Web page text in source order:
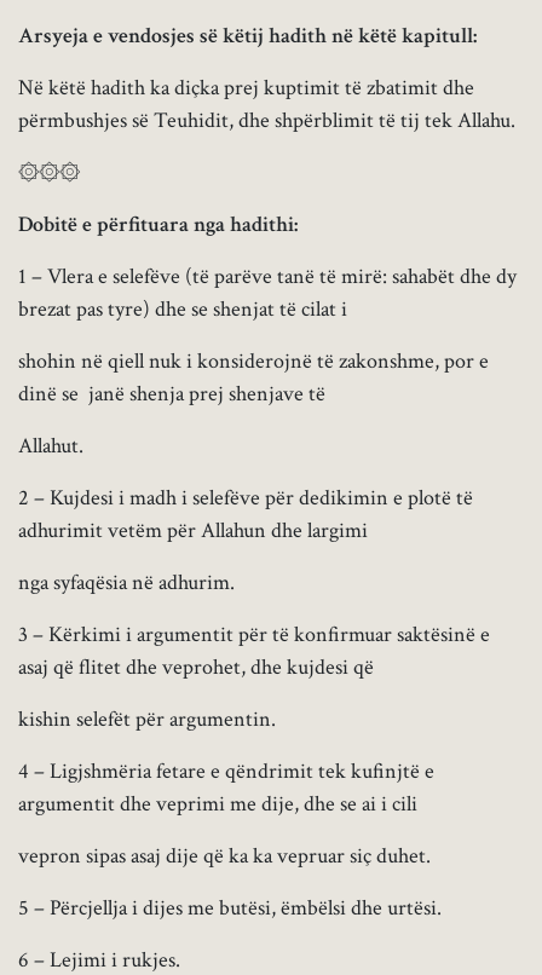
Arsyeja e vendosjes së këtij hadith në këtë kapitull:
Në këtë hadith ka diçka prej kuptimit të zbatimit dhe
përmbushjes së Teuhidit, dhe shpërblimit të tij tek Allahu.
۞۞۞
Dobitë e përfituara nga hadithi:
1 – Vlera e selefëve (të parëve tanë të mirë: sahabët dhe dy
brezat pas tyre) dhe se shenjat të cilat i
shohin në qiell nuk i konsiderojnë të zakonshme, por e
dinë se janë shenja prej shenjave të
Allahut.
2 – Kujdesi i madh i selefëve për dedikimin e plotë të
adhurimit vetëm për Allahun dhe largimi
nga syfaqësia në adhurim.
3 – Kërkimi i argumentit për të konfirmuar saktësinë e
asaj që flitet dhe veprohet, dhe kujdesi që
kishin selefët për argumentin.
4 – Ligjshmëria fetare e qëndrimit tek kufinjtë e
argumentit dhe veprimi me dije, dhe se ai i cili
vepron sipas asaj dije që ka ka vepruar siç duhet.
5 – Përcjellja i dijes me butësi, ëmbëlsi dhe urtësi.
6 – Lejimi i rukjes.